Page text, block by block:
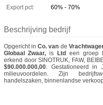
Export pct:
60% - 70%
Beschrijving bedrijf
Opgericht in Co. van de
Globaal Zwaar, is Ltd een groep
erkend door SINOTRUK, FAW,
$90.000.000,00. Gestationeerd in
milieuvoordelen. Zijn
handelszaken, binnenlandse